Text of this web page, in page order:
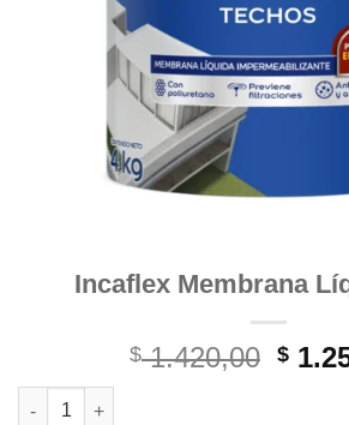
Incaflex Membrana
$1.420,00 El
$
Incaflex Membrana Líquida 4Kg cantidad